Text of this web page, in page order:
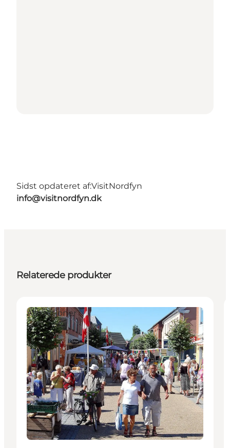
Sidst opdateret af:VisitNordfyn
info@visitnordfyn.dk
Relaterede produkter
Attraktioner